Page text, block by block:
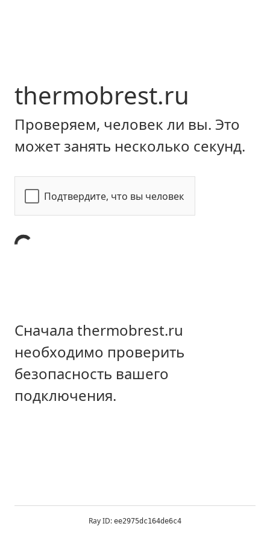
thermobrest.ru
Проверяем, человек ли вы. Это
может занять несколько секунд.
Подтвердите, что вы человек
Сначала thermobrest.ru
необходимо проверить
безопасность вашего
подключения.
Ray ID: ee2975dc164de6c4